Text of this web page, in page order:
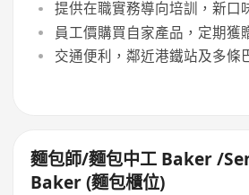
提供在職實務導向培訓，新口
員工價購買自家產品，定期獲
交通便利，鄰近港鐵站及多條
麵包師/麵包中工 Baker /Senior
Baker (麵包櫃位)